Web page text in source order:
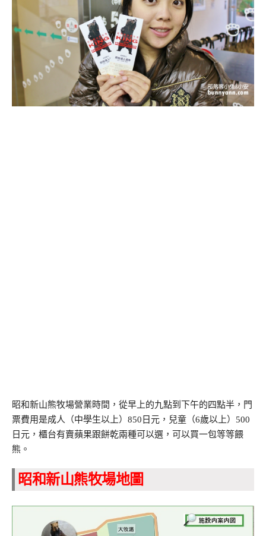
昭和新山熊牧場營業時間，從早上的九點到下午的四點半，門
票費用是成人（中學生以上）850日元，兒童（6歲以上）500
日元，櫃台有賣蘋果跟餅乾兩種可以選，可以買一包等等餵
熊。
昭和新山熊牧場地圖